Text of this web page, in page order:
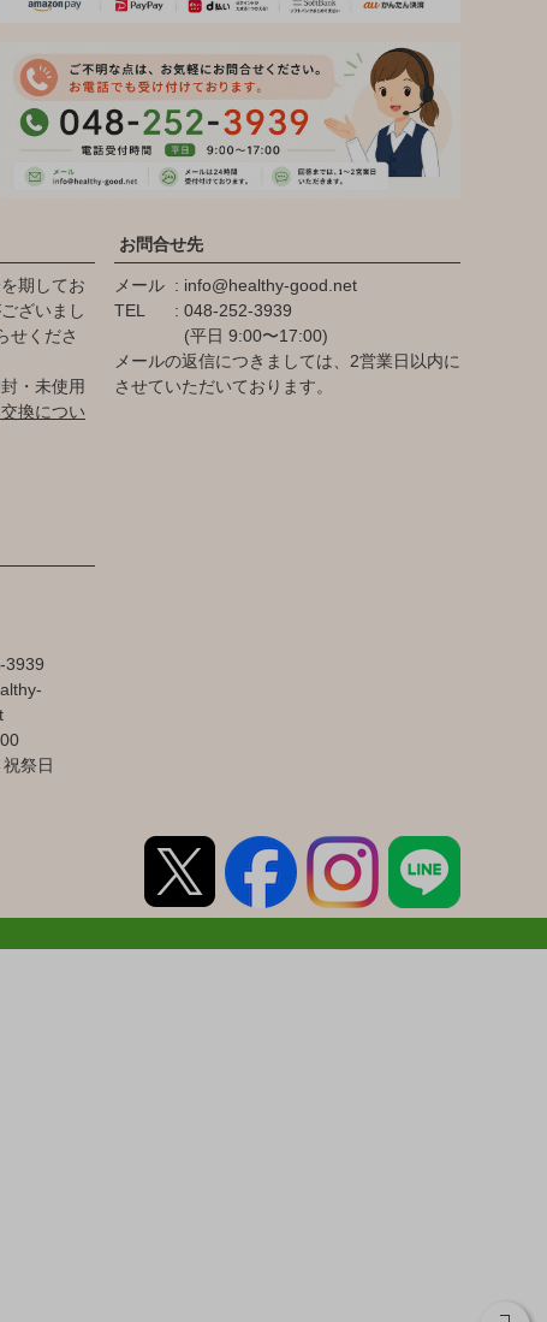
期してお
ざいまし
せくださ
・未使用
換につい
お問合せ先
メール
info@healthy-good.net
TEL
048-252-3939
(平日 9:00〜17:00)
メールの返信につきましては、2営業日以内に
させていただいております。
3939
祭日